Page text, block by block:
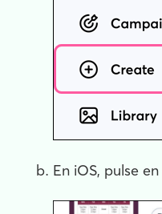
En iOS, pulse